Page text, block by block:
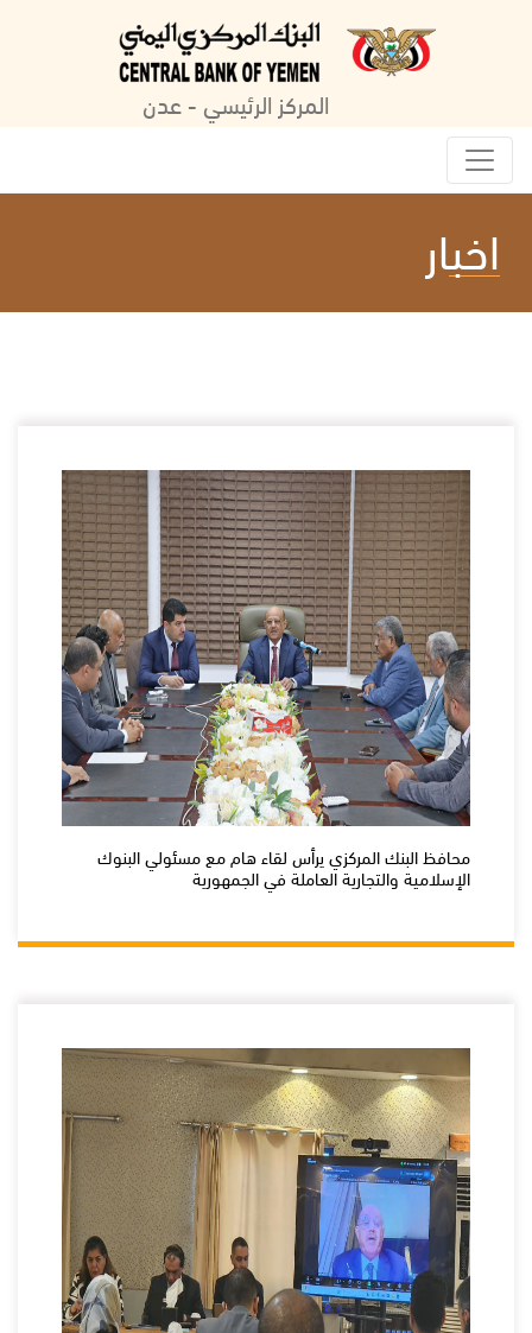
المركز الرئيسي - عدن
اخبار
محافظ البنك المركزي يرأس لقاء هام مع مسئولي البنوك
الإسلامية والتجارية العاملة في الجمهورية